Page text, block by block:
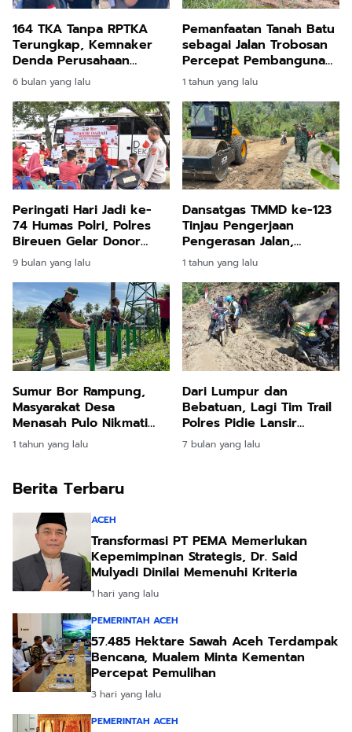
164 TKA Tanpa RPTKA
Terungkap, Kemnaker
Denda Perusahaan
Rp2,17 Miliar
6 bulan yang lalu
Pemanfaatan Tanah Batu
sebagai Jalan Trobosan
Percepat Pembangunan
TMMD ke-123
1 tahun yang lalu
Peringati Hari Jadi ke-
74 Humas Polri, Polres
Bireuen Gelar Donor
Darah
9 bulan yang lalu
Dansatgas TMMD ke-123
Tinjau Pengerjaan
Pengerasan Jalan,
Pastikan Progres
Berjalan Lancar
1 tahun yang lalu
Sumur Bor Rampung,
Masyarakat Desa
Menasah Pulo Nikmati
Air Bersih
1 tahun yang lalu
Dari Lumpur dan
Bebatuan, Lagi Tim Trail
Polres Pidie Lansir
Bantuan Sembako Untuk
Warga Rusep Antara
7 bulan yang lalu
Berita Terbaru
ACEH
Transformasi PT PEMA Memerlukan
Kepemimpinan Strategis, Dr. Said
Mulyadi Dinilai Memenuhi Kriteria
1 hari yang lalu
PEMERINTAH ACEH
57.485 Hektare Sawah Aceh Terdampak
Bencana, Mualem Minta Kementan
Percepat Pemulihan
3 hari yang lalu
PEMERINTAH ACEH